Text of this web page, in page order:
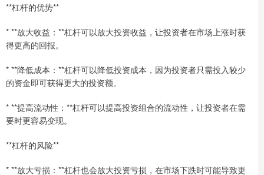
**杠杆的优势**
* **放大收益：**杠杆可以放大投资收益，让投资者在市场上涨时获
得更高的回报。
* **降低成本：**杠杆可以降低投资成本，因为投资者只需投入较少
的资金即可获得更大的投资额。
* **提高流动性：**杠杆可以提高投资组合的流动性，让投资者在需
要时更容易变现。
**杠杆的风险**
* **放大亏损：**杠杆也会放大投资亏损，在市场下跌时可能导致更